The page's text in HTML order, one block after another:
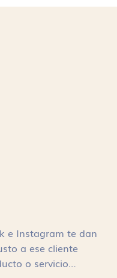
e Instagram te dan
a ese cliente
o servicio…